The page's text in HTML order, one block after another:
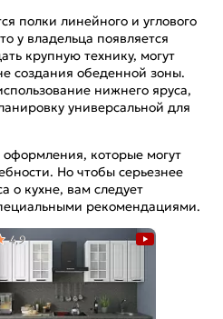
полки линейного и углового
у владельца появляется
крупную технику, могут
создания обеденной зоны.
нижнего яруса,
универсальной для
которые могут
Но чтобы серьезнее
о кухне, вам следует
рекомендациями.
4,9